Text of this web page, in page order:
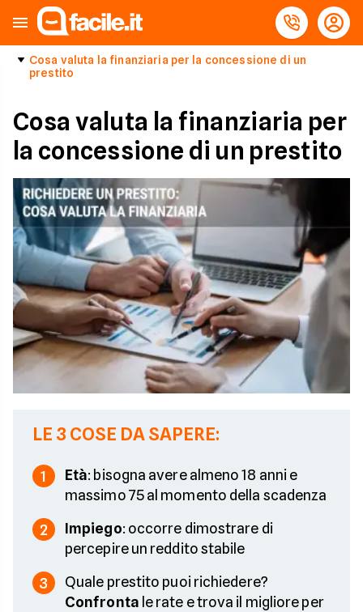
Cosa valuta la finanziaria per la concessione di un
prestito
Cosa valuta la finanziaria per
la concessione di un prestito
LE 3 COSE DA SAPERE:
1 Età: bisogna avere almeno 18 anni e
massimo 75 al momento della scadenza
2 Impiego: occorre dimostrare di
percepire un reddito stabile
3
Quale prestito puoi richiedere?
Confronta le rate e trova il migliore per